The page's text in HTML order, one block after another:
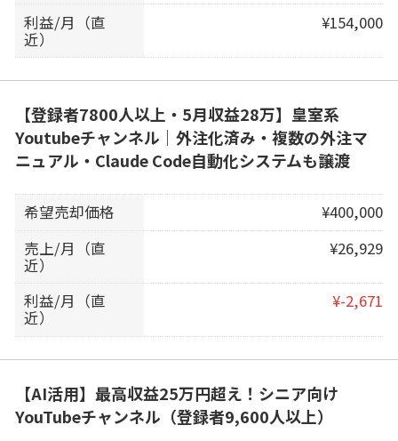
利益/月（直
近）
¥154,000
【登録者7800人以上・5月収益28万】皇室系
Youtubeチャンネル｜外注化済み・複数の外注マ
ニュアル・Claude Code自動化システムも譲渡
希望売却価格
¥400,000
売上/月（直
近）
¥26,929
利益/月（直
近）
¥-2,671
【AI活用】最高収益25万円超え！シニア向け
YouTubeチャンネル（登録者9,600人以上）